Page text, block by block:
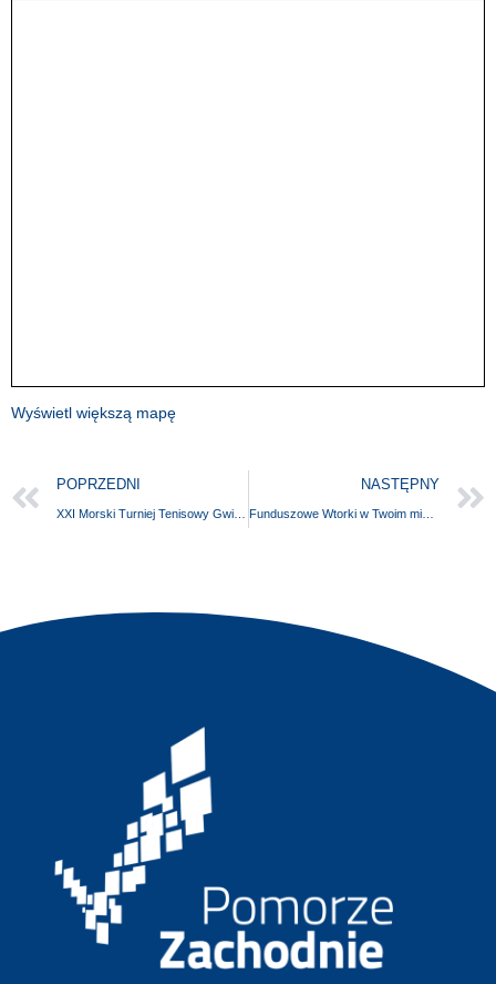
Wyświetl większą mapę
POPRZEDNI NASTĘPNY
Funduszowe Wtorki w Twoim mieście – odkryj możliwości Funduszy Europejskich!